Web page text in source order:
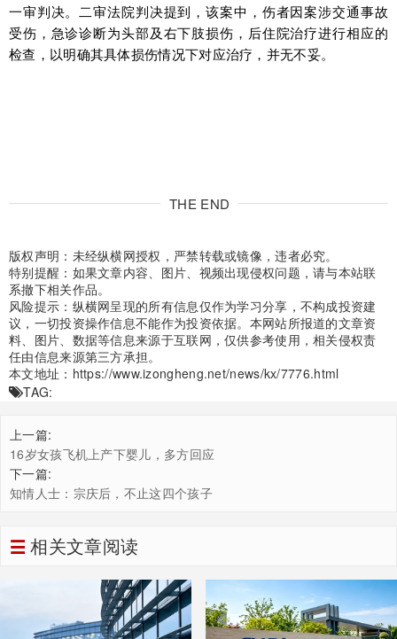
一审判决。二审法院判决提到，该案中，伤者因案涉交通事故
受伤，急诊诊断为头部及右下肢损伤，后住院治疗进行相应的
检查，以明确其具体损伤情况下对应治疗，并无不妥。
THE END
版权声明：未经纵横网授权，严禁转载或镜像，违者必究。
特别提醒：如果文章内容、图片、视频出现侵权问题，请与本站联
系撤下相关作品。
风险提示：纵横网呈现的所有信息仅作为学习分享，不构成投资建
议，一切投资操作信息不能作为投资依据。本网站所报道的文章资
料、图片、数据等信息来源于互联网，仅供参考使用，相关侵权责
任由信息来源第三方承担。
本文地址： https://www.izongheng.net/news/kx/7776.html
TAG:
上一篇:
16岁女孩飞机上产下婴儿，多方回应
下一篇:
知情人士：宗庆后，不止这四个孩子
相关文章阅读